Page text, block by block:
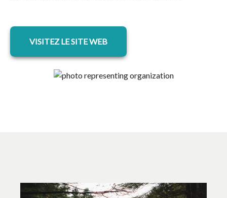
VISITEZ LE SITE WEB
s’ouvre dans un nouvel onglet